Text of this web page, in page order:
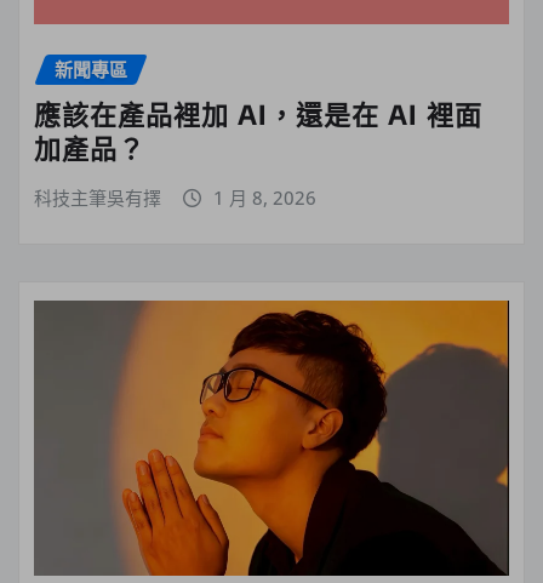
新聞專區
應該在產品裡加 AI，還是在 AI 裡面
加產品？
科技主筆吳有擇 1 月 8, 2026